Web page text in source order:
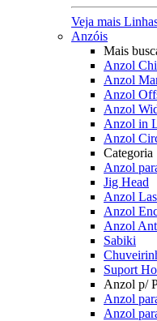
Veja mais
Anzóis
Mais
Anzol
Anzol
Anzol
Anzol
Anzol in
Anzol
Categoria
Anzol
Jig Head
Anzol
Anzol
Anzol
Sabiki
Suport
Anzol p/
Anzol
Anzol